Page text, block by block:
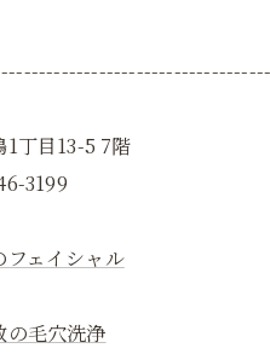
丁目13-5 7階
3199
フェイシャル
の毛穴洗浄